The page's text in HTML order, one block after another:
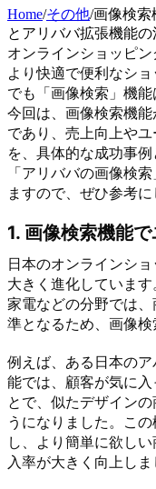
Home/その他/画像検索
とアリババ拡張機能
オンラインショッピ
より快適で便利なシ
でも「画像検索」機能
今回は、画像検索機
であり、売上向上や
を、具体的な成功事
「アリババの画像検
ますので、ぜひ参考に
1. 画像検索機能
日本のオンラインシ
大きく進化しています
家電などの分野では
準となるため、画像検
例えば、ある日本の
能では、顧客が気に
とで、似たデザイン
うになりました。こ
し、より簡単に欲し
入率が大きく向上しま